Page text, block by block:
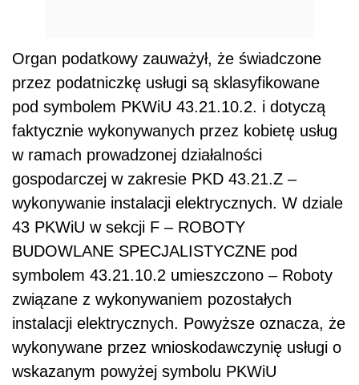
Organ podatkowy zauważył, że świadczone
przez podatniczkę usługi są sklasyfikowane
pod symbolem PKWiU 43.21.10.2. i dotyczą
faktycznie wykonywanych przez kobietę usług
w ramach prowadzonej działalności
gospodarczej w zakresie PKD 43.21.Z –
wykonywanie instalacji elektrycznych. W dziale
43 PKWiU w sekcji F – ROBOTY
BUDOWLANE SPECJALISTYCZNE pod
symbolem 43.21.10.2 umieszczono – Roboty
związane z wykonywaniem pozostałych
instalacji elektrycznych. Powyższe oznacza, że
wykonywane przez wnioskodawczynię usługi o
wskazanym powyżej symbolu PKWiU